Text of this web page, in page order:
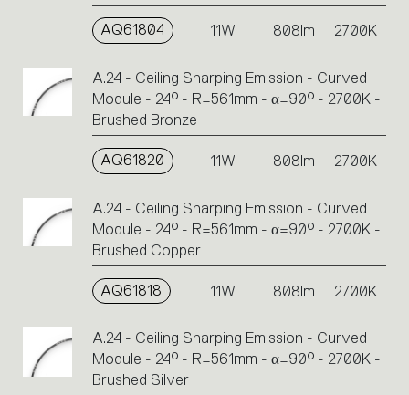
AQ61804 11W 808lm 2700K
A.24 - Ceiling Sharping Emission - Curved
Module - 24° - R=561mm - α=90° - 2700K -
Brushed Bronze
AQ61820 11W 808lm 2700K
A.24 - Ceiling Sharping Emission - Curved
Module - 24° - R=561mm - α=90° - 2700K -
Brushed Copper
AQ61818 11W 808lm 2700K
A.24 - Ceiling Sharping Emission - Curved
Module - 24° - R=561mm - α=90° - 2700K -
Brushed Silver